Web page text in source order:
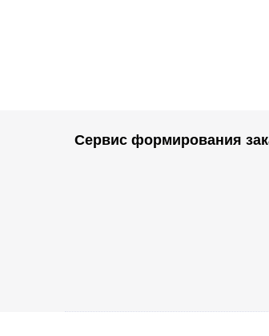
Сервис формирования